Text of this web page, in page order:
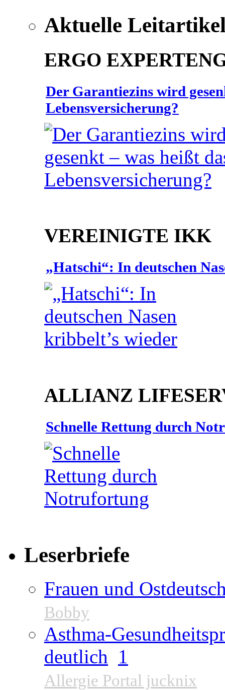
Aktuelle
ERGO
Der Garantiezins wird
Lebensversicherung?
VEREINIGTE IKK
„Hatschi“: In deutschen
ALLIANZ
Schnelle Rettung durch
Leserbriefe
Frauen und
Bobby
Asthma-
deutlich
1
Allergie Portal jucknix